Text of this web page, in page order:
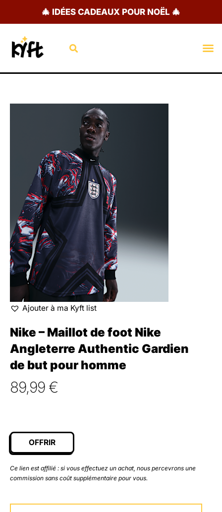
🎄 IDÉES CADEAUX POUR NOËL 🎄
Rechercher
Ajouter à ma Kyft list
Nike – Maillot de foot Nike
Angleterre Authentic Gardien
de but pour homme
89,99 €
OFFRIR
Ce lien est affilié : si vous effectuez un achat, nous percevrons une
commission sans coût supplémentaire pour vous.